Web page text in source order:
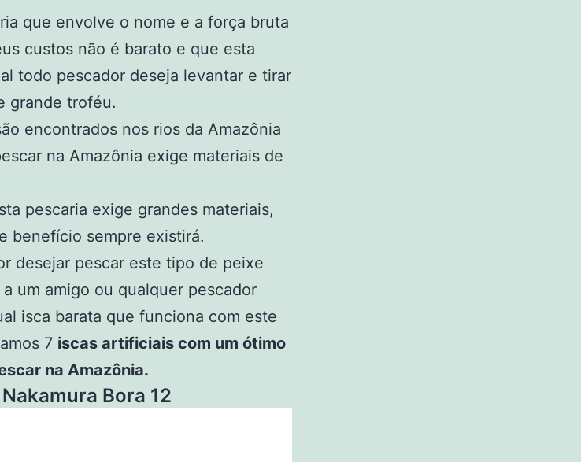
que envolve o nome e a força bruta
custos não é barato e que esta
todo pescador deseja levantar e tirar
grande troféu.
encontrados nos rios da Amazônia
na Amazônia exige materiais de
pescaria exige grandes materiais,
benefício sempre existirá.
desejar pescar este tipo de peixe
um amigo ou qualquer pescador
isca barata que funciona com este
7 iscas artificiais com um ótimo
na Amazônia.
Bora 12